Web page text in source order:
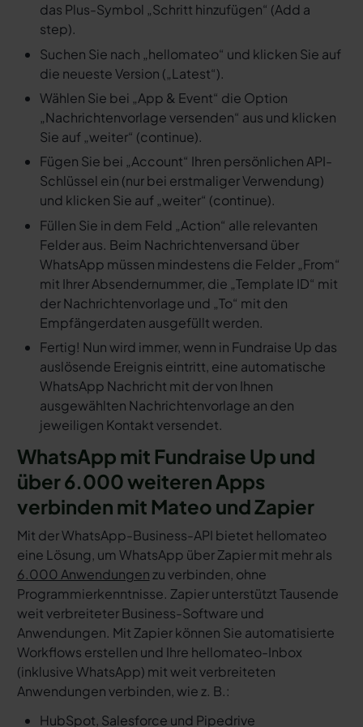
das Plus-Symbol „Schritt hinzufügen“ (Add a
step).
Suchen Sie nach „hellomateo“ und klicken Sie auf
die neueste Version („Latest“).
Wählen Sie bei „App & Event“ die Option
„Nachrichtenvorlage versenden“ aus und klicken
Sie auf „weiter“ (continue).
Fügen Sie bei „Account“ Ihren persönlichen API-
Schlüssel ein (nur bei erstmaliger Verwendung)
und klicken Sie auf „weiter“ (continue).
Füllen Sie in dem Feld „Action“ alle relevanten
Felder aus. Beim Nachrichtenversand über
WhatsApp müssen mindestens die Felder „From“
mit Ihrer Absendernummer, die „Template ID“ mit
der Nachrichtenvorlage und „To“ mit den
Empfängerdaten ausgefüllt werden.
Fertig! Nun wird immer, wenn in Fundraise Up das
auslösende Ereignis eintritt, eine automatische
WhatsApp Nachricht mit der von Ihnen
ausgewählten Nachrichtenvorlage an den
jeweiligen Kontakt versendet.
WhatsApp mit Fundraise Up und
über 6.000 weiteren Apps
verbinden mit Mateo und Zapier
Mit der WhatsApp-Business-API bietet hellomateo
eine Lösung, um WhatsApp über Zapier mit mehr als
6.000 Anwendungenzu verbinden, ohne
Programmierkenntnisse. Zapier unterstützt Tausende
weit verbreiteter Business-Software und
Anwendungen. Mit Zapier können Sie automatisierte
Workflows erstellen und Ihre hellomateo-Inbox
(inklusive WhatsApp) mit weit verbreiteten
Anwendungen verbinden, wie z. B.:
HubSpot, Salesforce und Pipedrive